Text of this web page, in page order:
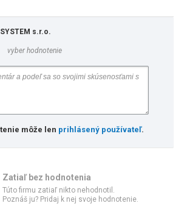
s.r.o.
vyber hodnotenie
môže len prihlásený používateľ.
Zatiaľ bez hodnotenia
Túto firmu zatiaľ nikto nehodnotil.
Poznáš ju? Pridaj k nej svoje hodnotenie.